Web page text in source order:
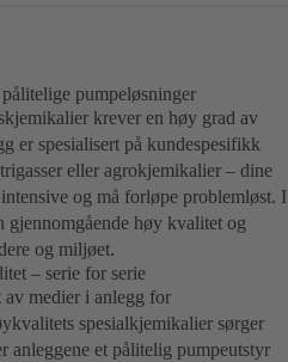
pumpeløsninger
krever en høy grad av
er spesialisert på kundespesifikk
eller agrokjemikalier – dine
og må forløpe problemløst. I
gjennomgående høy kvalitet og
og miljøet.
– serie for serie
medier i anlegg for
spesialkjemikalier sørger
anleggene et pålitelig pumpeutstyr